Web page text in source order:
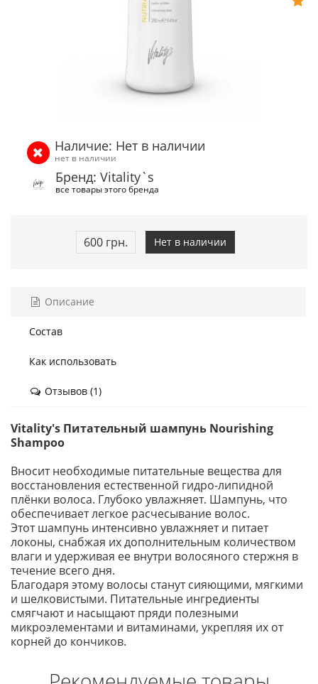
Наличие: Нет в наличии
нет в наличии
Бренд: Vitality`s
все товары этого бренда
600 грн. Нет в наличии
Описание
Состав
Как использовать
Отзывов (1)
Vitality's Питательный шампунь Nourishing
Shampoo
Вносит необходимые питательные вещества для
восстановления естественной гидро-липидной
плёнки волоса. Глубоко увлажняет. Шампунь, что
обеспечивает легкое расчесывание волос.
Этот шампунь интенсивно увлажняет и питает
локоны, снабжая их дополнительным количеством
влаги и удерживая ее внутри волосяного стержня в
течение всего дня.
Благодаря этому волосы станут сияющими, мягкими
и шелковистыми. Питательные ингредиенты
смягчают и насыщают пряди полезными
микроэлементами и витаминами, укрепляя их от
корней до кончиков.